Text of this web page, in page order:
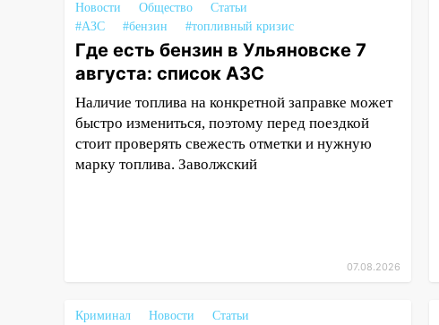
Ульяновске 7 августа: список
АЗС
11:50 Заснул рядом с ребёнком
и случайно задушил его: суд
вынес приговор
11:38 В Ленинском районе
пожар полностью уничтожил
дачный дом и сарай
Новости Общество
Статьи
#АЗС
#бензин #топливный кризис
Где есть бензин в Ульяновске 7
августа: список АЗС
Наличие топлива на конкретной заправке может
быстро измениться, поэтому перед поездкой
стоит проверять свежесть отметки и нужную
марку топлива. Заволжский
07.08.2026
Криминал Новости
Статьи